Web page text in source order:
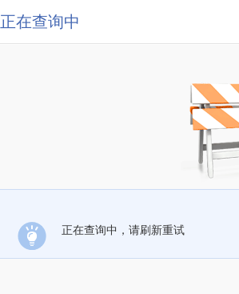
正在查询中
正在查询中，请刷新重试